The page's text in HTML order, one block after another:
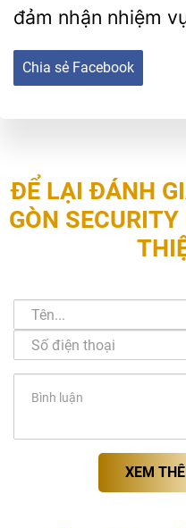
đảm nhận nhiệm
Chia sẻ Facebook
ĐỂ LẠI ĐÁNH
GÒN
XEM